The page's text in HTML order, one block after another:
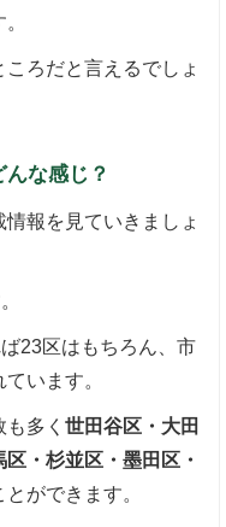
ろだと言えるでしょ
な感じ？
報を見ていきましょ
23区はもちろん、市
います。
も多く世田谷区・大田
・杉並区・墨田区・
ができます。